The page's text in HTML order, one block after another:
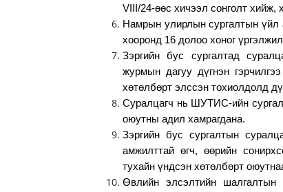
VIII/24-өөс хичээл сонголт хийж,
Намрын улирлын сургалтын
хооронд 16 долоо хоног
Зэргийн бус сургалтад
журмын дагуу дүгнэн
хөтөлбөрт элссэн тохиолдолд
Суралцагч нь ШУТИС-ийн
оюутны адил хамрагдана.
Зэргийн бус сургалтын
амжилттай өгч, өөрийн
тухайн үндсэн хөтөлбөрт
Өвлийн элсэлтийн